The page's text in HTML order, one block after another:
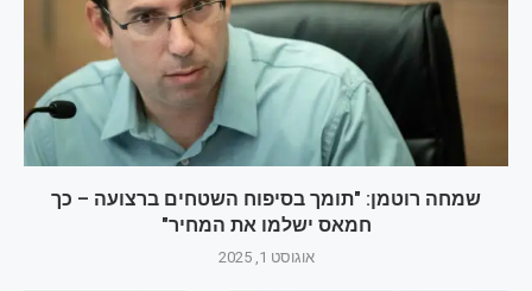
שמחה רוטמן: "תומך בסיפוח השטחים ברצועה – כך
חמאס ישלמו את המחיר"
אוגוסט 1, 2025